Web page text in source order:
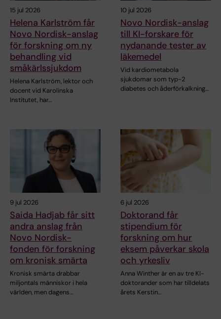
15 jul 2026
Helena Karlström får
Novo Nordisk-anslag
för forskning om ny
behandling vid
småkärlssjukdom
Helena Karlström, lektor och
docent vid Karolinska
Institutet, har…
10 jul 2026
Novo Nordisk-anslag
till KI-forskare för
nydanande tester av
läkemedel
Vid kardiometabola
sjukdomar som typ-2
diabetes och åderförkalkning…
9 jul 2026
Saida Hadjab får sitt
andra anslag från
Novo Nordisk-
fonden för forskning
om kronisk smärta
Kronisk smärta drabbar
miljontals människor i hela
världen, men dagens…
6 jul 2026
Doktorand får
stipendium för
forskning om hur
eksem påverkar skola
och yrkesliv
Anna Winther är en av tre KI-
doktorander som har tilldelats
årets Kerstin…